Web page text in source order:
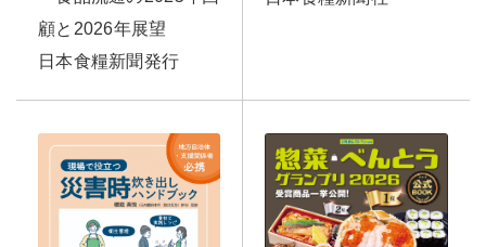
顧と2026年展望
日本食糧新聞発行